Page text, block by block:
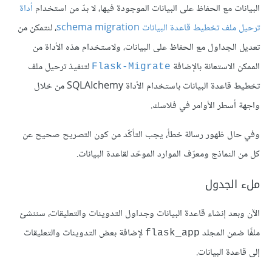
البيانات مع الحفاظ على البيانات الموجودة فيها، لا بدّ من استخدام أداة
ترحيل ملف تخطيط قاعدة البيانات schema migration
، لنتمكن من
تعديل الجداول مع الحفاظ على البيانات، ولاستخدام هذه الأداة من
الممكن الاستعانة بالإضافة Flask-Migrate لتنفيذ ترحيل ملف
تخطيط قاعدة البيانات باستخدام الأداة SQLAIchemy من خلال
واجهة أسطر الأوامر في فلاسك.
وفي حال ظهور رسالة خطأ، يجب التأكّد من كون التصريح صحيح عن
كل من النماذج ومعرّف الموارد الموحّد لقاعدة البيانات.
ملء الجدول
الآن وبعد إنشاء قاعدة البيانات وجداول التدوينات والتعليقات، سننشئ
ملفًا ضمن المجلد flask_app لإضافة بعض التدوينات والتعليقات
إلى قاعدة البيانات.